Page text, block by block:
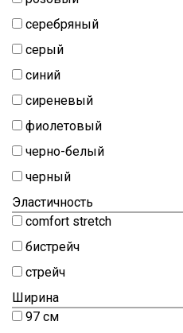
Штапель
Экокожа
серебряный
серый
синий
сиреневый
фиолетовый
черно-белый
черный
Эластичность
comfort stretch
бистрейч
стрейч
Ширина
97 см